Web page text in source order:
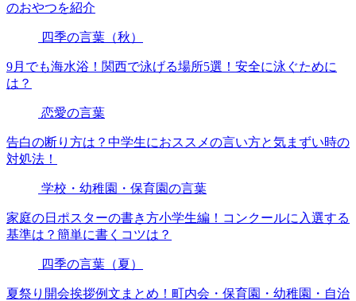
のおやつを紹介
四季の言葉（秋）
9月でも海水浴！関西で泳げる場所5選！安全に泳ぐために
は？
恋愛の言葉
告白の断り方は？中学生におススメの言い方と気まずい時の
対処法！
学校・幼稚園・保育園の言葉
家庭の日ポスターの書き方小学生編！コンクールに入選する
基準は？簡単に書くコツは？
四季の言葉（夏）
夏祭り開会挨拶例文まとめ！町内会・保育園・幼稚園・自治